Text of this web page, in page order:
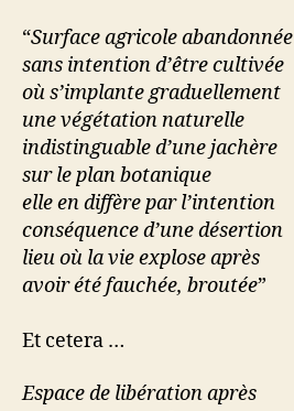
“Surface agricole abandonnée
sans intention d’être cultivée
où s’implante graduellement
une végétation naturelle
indistinguable d’une jachère
sur le plan botanique
elle en diffère par l’intention
conséquence d’une désertion
lieu où la vie explose après
avoir été fauchée, broutée”
Et cetera …
Espace de libération après